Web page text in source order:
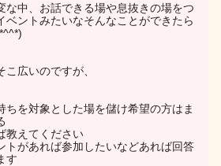
な中、お話できる場や息抜きの場をつ
ベントみたいなそんなことができたら
広いのですが、
ちを対象とした場を儲け希望の方はま
教えてください
トがあれば参加したいなどあれば回答
す